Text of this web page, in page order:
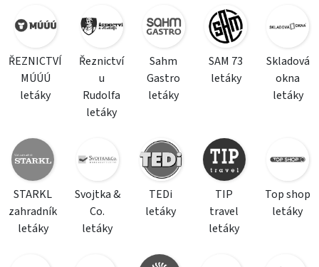
ŘEZNICTVÍ
MÚÚÚ
letáky
Řeznictví
u
Rudolfa
letáky
Sahm
Gastro
letáky
SAM 73
letáky
Skladová
okna
letáky
STARKL
zahradník
letáky
Svojtka &
Co.
letáky
TEDi
letáky
TIP
travel
letáky
Top shop
letáky